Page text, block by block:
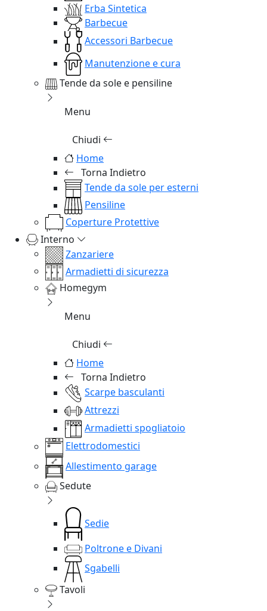
Erba Sintetica
Barbecue
Accessori Barbecue
Manutenzione e cura
Tende da sole e pensiline
Menu
Chiudi
Home
Torna Indietro
Tende da sole per esterni
Pensiline
Coperture Protettive
Interno
Zanzariere
Armadietti di sicurezza
Homegym
Menu
Chiudi
Home
Torna Indietro
Scarpe basculanti
Attrezzi
Armadietti spogliatoio
Elettrodomestici
Allestimento garage
Sedute
Sedie
Poltrone e Divani
Sgabelli
Tavoli